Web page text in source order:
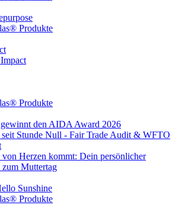
Produkte
Produkte
den AIDA Award 2026
Stunde Null - Fair Trade Audit & WFTO
Herzen kommt: Dein persönlicher
zum Muttertag
Sunshine
Produkte